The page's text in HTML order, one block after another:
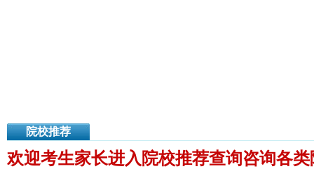
院校推荐
欢迎考生家长进入院校推荐查询咨询各